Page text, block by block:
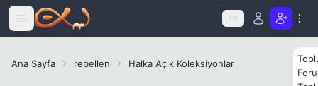
Icerige atla
TR
Ana Sayfa rebellen Halka Açık Koleksiyonlar